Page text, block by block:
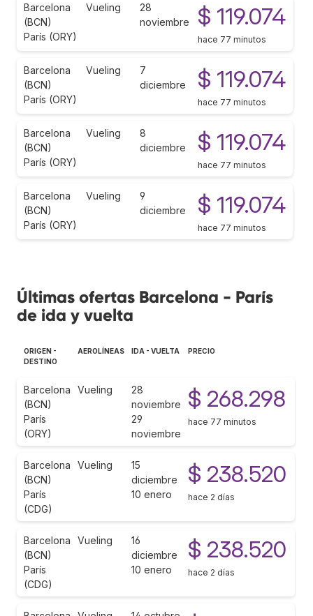
Barcelona
(BCN)
París (ORY)
Vueling
28
noviembre
$ 119.074
hace 77 minutos
Barcelona
(BCN)
París (ORY)
Vueling
7
diciembre
$ 119.074
hace 77 minutos
Barcelona
(BCN)
París (ORY)
Vueling
8
diciembre
$ 119.074
hace 77 minutos
Barcelona
(BCN)
París (ORY)
Vueling
9
diciembre
$ 119.074
hace 77 minutos
Últimas ofertas Barcelona - París
de ida y vuelta
ORIGEN -
DESTINO
AEROLÍNEAS IDA - VUELTA PRECIO
Barcelona
(BCN)
París
(ORY)
Vueling
28
noviembre
29
noviembre
$ 268.298
hace 77 minutos
Barcelona
(BCN)
París
(CDG)
Vueling
15
diciembre
10 enero
$ 238.520
hace 2 días
Barcelona
(BCN)
París
(CDG)
Vueling
16
diciembre
10 enero
$ 238.520
hace 2 días